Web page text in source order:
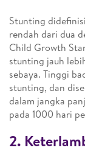
Stunting
rendah dari dua
Child Growth
stunting jauh
sebaya. Tinggi
stunting, dan
dalam jangka
pada 1000 hari
2.